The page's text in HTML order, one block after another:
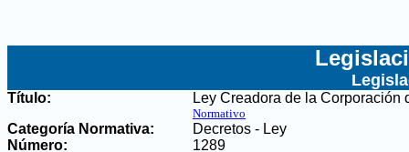
Título: Ley Creadora de la Corporación
Normativo
Categoría Normativa:
Decretos - Ley
Número:
1289